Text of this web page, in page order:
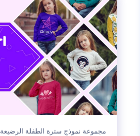
مجموعة نموذج سترة الطفلة الرضيعة